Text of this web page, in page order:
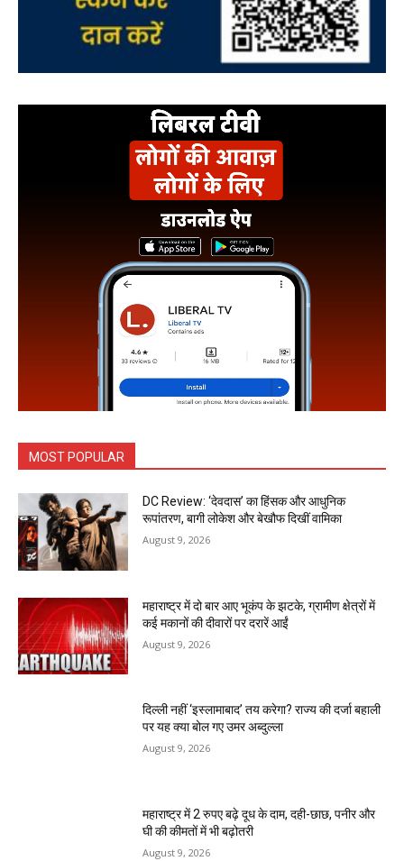
MOST POPULAR
DC Review: ‘देवदास’ का हिंसक और आधुनिक
रूपांतरण, बागी लोकेश और बेखौफ दिखीं वामिका
August 9, 2026
महाराष्ट्र में दो बार आए भूकंप के झटके, ग्रामीण क्षेत्रों में
कई मकानों की दीवारों पर दरारें आईं
August 9, 2026
दिल्ली नहीं ‘इस्लामाबाद’ तय करेगा? राज्य की दर्जा बहाली
पर यह क्या बोल गए उमर अब्दुल्ला
August 9, 2026
महाराष्ट्र में 2 रुपए बढ़े दूध के दाम, दही-छाछ, पनीर और
घी की कीमतों में भी बढ़ोतरी
August 9, 2026